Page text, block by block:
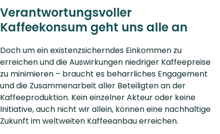
Verantwortungsvoller
Kaffeekonsum geht uns alle an
Doch um ein existenzsicherndes Einkommen zu
erreichen und die Auswirkungen niedriger Kaffeepreise
zu minimieren – braucht es beharrliches Engagement
und die Zusammenarbeit aller Beteiligten an der
Kaffeeproduktion. Kein einzelner Akteur oder keine
Initiative, auch nicht wir allein, können eine nachhaltige
Zukunft im weltweiten Kaffeeanbau erreichen.